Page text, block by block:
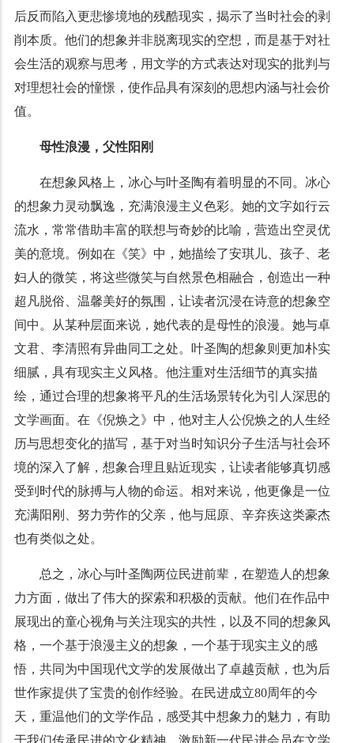
后反而陷入更悲惨境地的残酷现实，揭示了当时社会的剥
削本质。他们的想象并非脱离现实的空想，而是基于对社
会生活的观察与思考，用文学的方式表达对现实的批判与
对理想社会的憧憬，使作品具有深刻的思想内涵与社会价
值。
母性浪漫，父性阳刚
在想象风格上，冰心与叶圣陶有着明显的不同。冰心
的想象力灵动飘逸，充满浪漫主义色彩。她的文字如行云
流水，常常借助丰富的联想与奇妙的比喻，营造出空灵优
美的意境。例如在《笑》中，她描绘了安琪儿、孩子、老
妇人的微笑，将这些微笑与自然景色相融合，创造出一种
超凡脱俗、温馨美好的氛围，让读者沉浸在诗意的想象空
间中。从某种层面来说，她代表的是母性的浪漫。她与卓
文君、李清照有异曲同工之处。叶圣陶的想象则更加朴实
细腻，具有现实主义风格。他注重对生活细节的真实描
绘，通过合理的想象将平凡的生活场景转化为引人深思的
文学画面。在《倪焕之》中，他对主人公倪焕之的人生经
历与思想变化的描写，基于对当时知识分子生活与社会环
境的深入了解，想象合理且贴近现实，让读者能够真切感
受到时代的脉搏与人物的命运。相对来说，他更像是一位
充满阳刚、努力劳作的父亲，他与屈原、辛弃疾这类豪杰
也有类似之处。
总之，冰心与叶圣陶两位民进前辈，在塑造人的想象
力方面，做出了伟大的探索和积极的贡献。他们在作品中
展现出的童心视角与关注现实的共性，以及不同的想象风
格，一个基于浪漫主义的想象，一个基于现实主义的感
悟，共同为中国现代文学的发展做出了卓越贡献，也为后
世作家提供了宝贵的创作经验。在民进成立80周年的今
天，重温他们的文学作品，感受其中想象力的魅力，有助
于我们传承民进的文化精神，激励新一代民进会员在文学